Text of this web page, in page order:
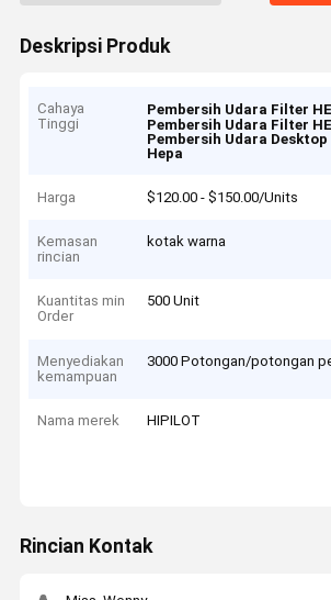
Deskripsi Produk
Cahaya
Tinggi
Pembersih Udara Filter
Pembersih Udara Filter
Pembersih Udara
Hepa
Harga $120.00 - $150.00/Units
Kemasan
rincian
kotak warna
Kuantitas min
Order
500 Unit
Menyediakan
kemampuan
3000 Potongan/potongan
Nama merek HIPILOT
Rincian Kontak